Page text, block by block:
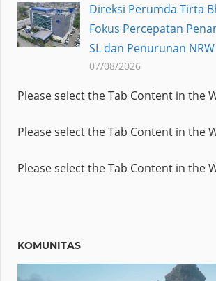
Direksi Perumda Tirta
Fokus Percepatan
SL dan Penurunan NRW
07/08/2026
Please select the Tab Content in the
Please select the Tab Content in the
Please select the Tab Content in the
KOMUNITAS